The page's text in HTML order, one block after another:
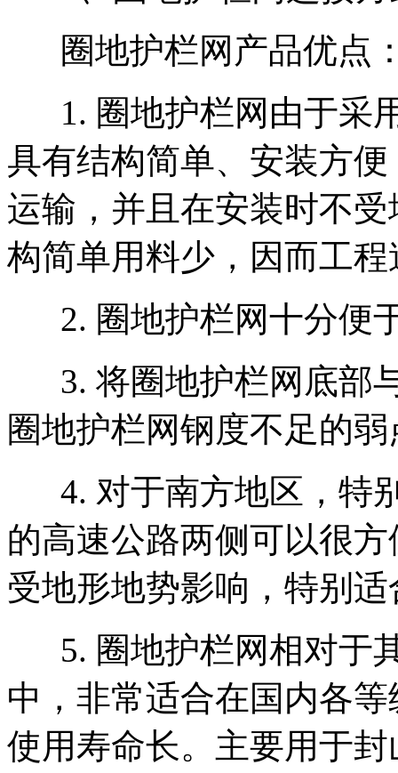
圈地护栏网产品优点
1. 圈地护栏网由于采
具有结构简单、安装方
运输，并且在安装时不
构简单用料少，因而
2. 圈地护栏网十分
3. 将圈地护栏网底部
圈地护栏网钢度不足的
4. 对于南方地区，特
的高速公路两侧可以很
受地形地势影响，特别
5. 圈地护栏网相对于
中，非常适合在国内各
使用寿命长。主要用于